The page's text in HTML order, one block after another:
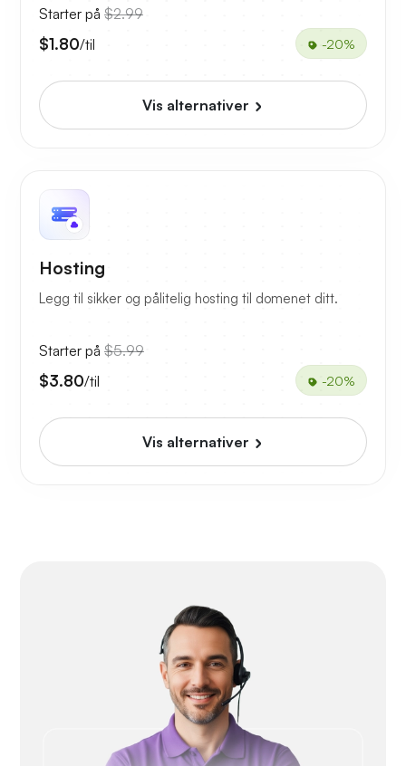
Starter på $2.99
$1.80/til -20%
Vis alternativer
Hosting
Legg til sikker og pålitelig hosting til domenet ditt.
Starter på $5.99
$3.80/til -20%
Vis alternativer